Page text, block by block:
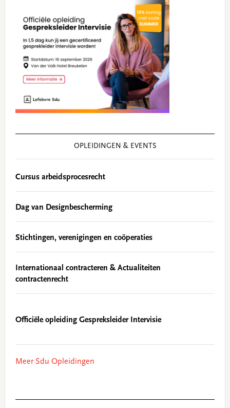
OPLEIDINGEN & EVENTS
Cursus arbeidsprocesrecht
Dag van Designbescherming
Stichtingen, verenigingen en coöperaties
Internationaal contracteren & Actualiteiten
contractenrecht
Officiële opleiding Gespreksleider Intervisie
Meer Sdu Opleidingen